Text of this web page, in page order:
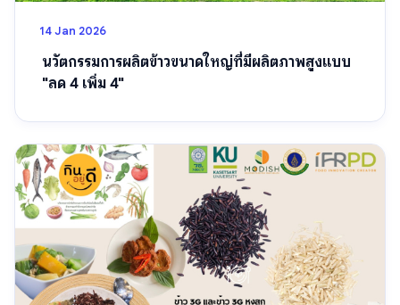
14 Jan 2026
นวัตกรรมการผลิตข้าวขนาดใหญ่ที่มีผลิตภาพสูงแบบ
"ลด 4 เพิ่ม 4"